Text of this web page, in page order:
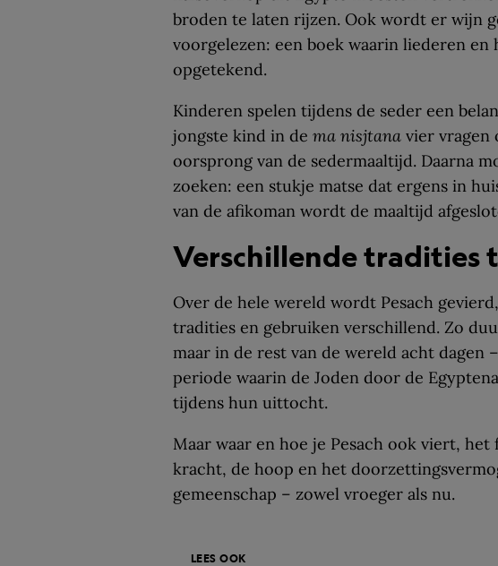
broden te laten rijzen. Ook wordt er wijn
voorgelezen: een boek waarin liederen en
opgetekend.
Kinderen spelen tijdens de seder een
jongste kind in de ma nisjtana vier vragen
oorsprong van de sedermaaltijd. Daarna
zoeken: een stukje matse dat ergens in
van de afikoman wordt de maaltijd
Verschillende tradities
Over de hele wereld wordt Pesach
tradities en gebruiken verschillend. Zo
maar in de rest van de wereld acht dagen
periode waarin de Joden door de
tijdens hun uittocht.
Maar waar en hoe je Pesach ook viert,
kracht, de hoop en het
gemeenschap – zowel vroeger als nu.
LEES OOK